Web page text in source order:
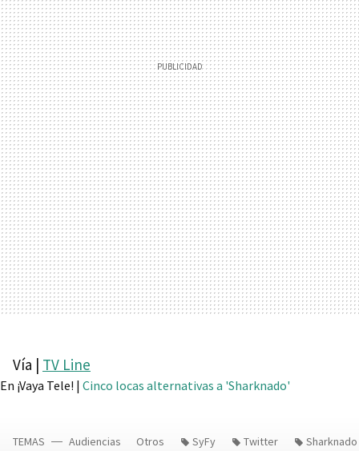
Vía | TV Line
En ¡Vaya Tele! | Cinco locas alternativas a 'Sharknado'
TEMAS Audiencias Otros SyFy Twitter Sharknado